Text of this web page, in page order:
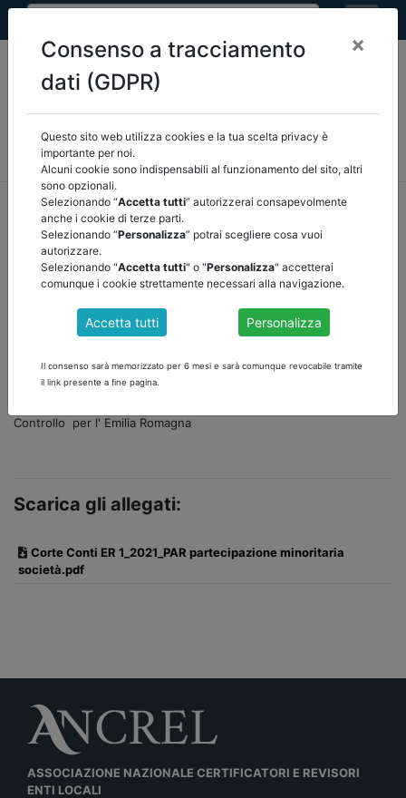
MEF FINANZA LOCALE/OSSERVATORIO
NORMATIVA
CORTE DEI CONTI E GIURISPRUDENZA
home
documenti pubblici
corte dei conti e giurisprudenza
DOCUMENTI PUBBLICI
CORTE DEI CONTI EMILIA ROMAGNA -
MINORITARIA SOCIETA'
Controllo per l' Emilia Romagna
Scarica gli allegati:
Corte Conti ER 1_2021_PAR partecipazione minoritaria
società.pdf
ASSOCIAZIONE NAZIONALE CERTIFICATORI E REVISORI
ENTI LOCALI
Consenso a tracciamento
dati (GDPR)
×
Questo sito web utilizza cookies e la tua scelta privacy è
importante per noi.
Alcuni cookie sono indispensabili al funzionamento del sito, altri
sono opzionali.
Selezionando “Accetta tutti” autorizzerai consapevolmente
anche i cookie di terze parti.
Selezionando “Personalizza” potrai scegliere cosa vuoi
autorizzare.
Selezionando "Accetta tutti" o "Personalizza" accetterai
comunque i cookie strettamente necessari alla navigazione.
Accetta tutti Personalizza
Il consenso sarà memorizzato per 6 mesi e sarà comunque revocabile tramite
il link presente a fine pagina.